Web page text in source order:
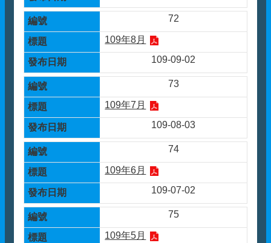
72
109年8月
109-09-02
73
109年7月
109-08-03
74
109年6月
109-07-02
75
109年5月